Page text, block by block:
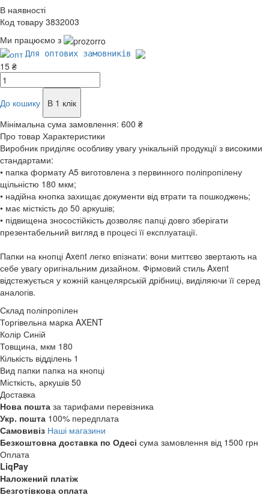
В наявності
Код товару 3832003
Ми працюємо з
Для оптових замовників
15 ₴
До кошику
В 1 клік
Мінімальна сума замовлення: 600 ₴
Про товар Характеристики
Виробник приділяє особливу увагу унікальній продукції з високими
стандартами:
• папка формату А5 виготовлена з первинного поліпропілену
щільністю 180 мкм;
• надійна кнопка захищає документи від втрати та пошкоджень;
• має місткість до 50 аркушів;
• підвищена зносостійкість дозволяє папці довго зберігати
презентабельний вигляд в процесі її експлуатації.
Папки на кнопці Axent легко впізнати: вони миттєво звертають на
себе увагу оригінальним дизайном. Фірмовий стиль Axent
відстежується у кожній канцелярській дрібниці, виділяючи її серед
аналогів.
Склад поліпропілен
Торгівельна марка AXENT
Колір Синій
Товщина, мкм 180
Кількість відділень 1
Вид папки папка на кнопці
Місткість, аркушів 50
Доставка
Нова пошта за тарифами перевізника
Укр. пошта 100% передплата
Самовивіз Наші магазини
Безкоштовна доставка по Одесі сума замовлення від 1500 грн
Оплата
LiqPay
Наложений платіж
Безготівкова оплата